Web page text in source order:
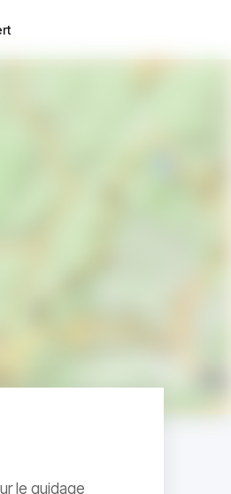
le guidage